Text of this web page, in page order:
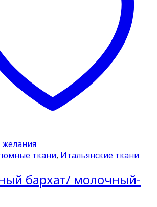
ткани, Итальянские ткани
бархат/ молочный-